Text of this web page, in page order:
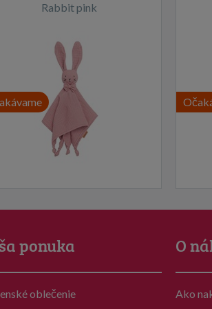
Rabbit pink
ponuka
oblečenie
O
Ako